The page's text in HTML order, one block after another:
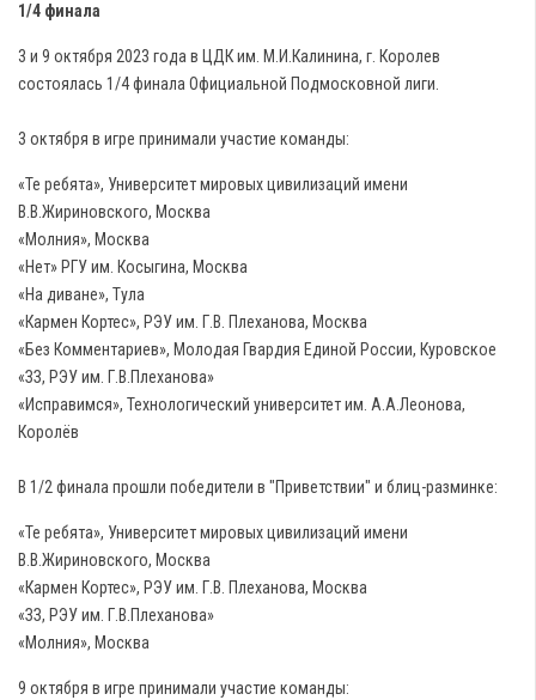
1/4 финала
3 и 9 октября 2023 года в ЦДК им. М.И.Калинина, г. Королев
состоялась 1/4 финала Официальной Подмосковной лиги.
3 октября в игре принимали участие команды:
«Те ребята», Университет мировых цивилизаций имени
В.В.Жириновского, Москва
«Молния», Москва
«Нет» РГУ им. Косыгина, Москва
«На диване», Тула
«Кармен Кортес», РЭУ им. Г.В. Плеханова, Москва
«Без Комментариев», Молодая Гвардия Единой России, Куровское
«ЗЗ, РЭУ им. Г.В.Плеханова»
«Исправимся», Технологический университет им. А.А.Леонова,
Королёв
В 1/2 финала прошли победители в "Приветствии" и блиц-разминке:
«Те ребята», Университет мировых цивилизаций имени
В.В.Жириновского, Москва
«Кармен Кортес», РЭУ им. Г.В. Плеханова, Москва
«ЗЗ, РЭУ им. Г.В.Плеханова»
«Молния», Москва
9 октября в игре принимали участие команды: